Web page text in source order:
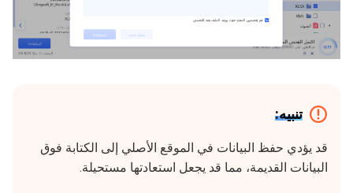
تنبيه:
قد يؤدي حفظ البيانات في الموقع الأصلي إلى الكتابة فوق
البيانات القديمة، مما قد يجعل استعادتها مستحيلة.